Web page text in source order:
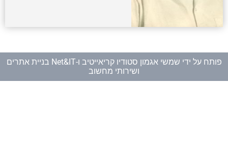
פותח על ידי שמשי אגמון סטודיו קריאייטיב ו-
Net&IT בניית אתרים
ושירותי מחשוב